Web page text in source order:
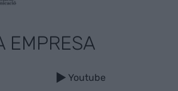
EMPRESA
Youtube